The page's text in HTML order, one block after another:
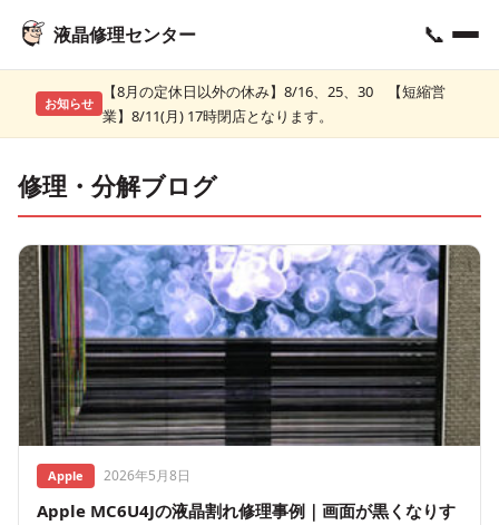
液晶修理センター 📞
お知らせ
【8月の定休日以外の休み】8/16、25、30 【短縮営
業】8/11(月) 17時閉店となります。
修理・分解ブログ
Apple 2026年5月8日
Apple MC6U4Jの液晶割れ修理事例｜画面が黒くなりす